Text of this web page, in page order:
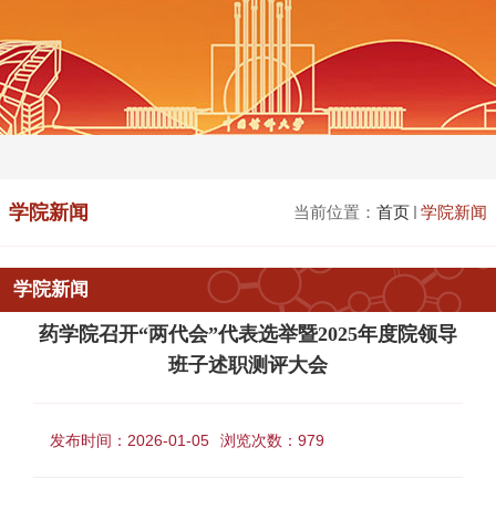
学院新闻
当前位置： 首页 学院新闻
学院新闻
药学院召开“两代会”代表选举暨2025年度院领导
班子述职测评大会
发布时间：2026-01-05 浏览次数： 979